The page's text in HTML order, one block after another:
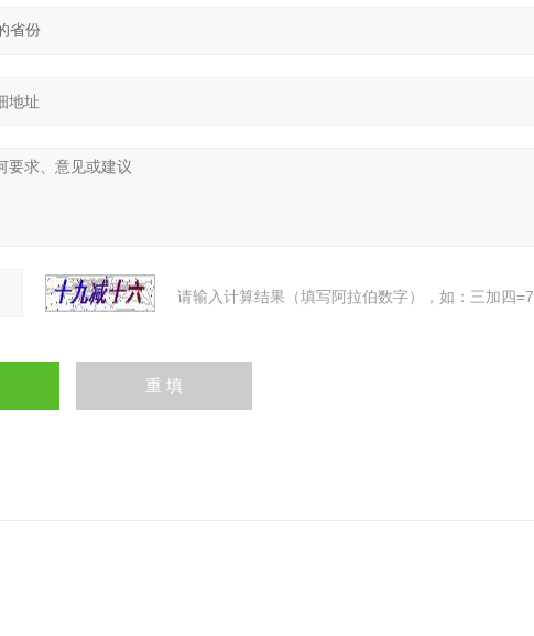
请输入计算结果（填写阿拉伯数字），如：三加四=7